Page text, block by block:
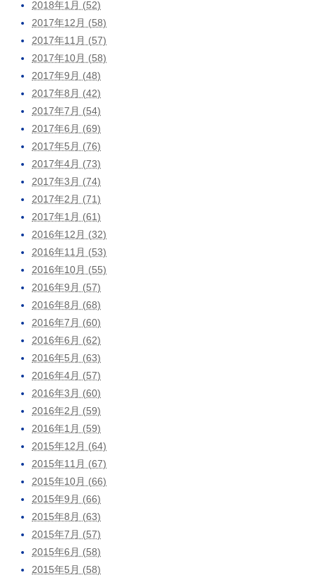
2018年1月 (52)
2017年12月 (58)
2017年11月 (57)
2017年10月 (58)
2017年9月 (48)
2017年8月 (42)
2017年7月 (54)
2017年6月 (69)
2017年5月 (76)
2017年4月 (73)
2017年3月 (74)
2017年2月 (71)
2017年1月 (61)
2016年12月 (32)
2016年11月 (53)
2016年10月 (55)
2016年9月 (57)
2016年8月 (68)
2016年7月 (60)
2016年6月 (62)
2016年5月 (63)
2016年4月 (57)
2016年3月 (60)
2016年2月 (59)
2016年1月 (59)
2015年12月 (64)
2015年11月 (67)
2015年10月 (66)
2015年9月 (66)
2015年8月 (63)
2015年7月 (57)
2015年6月 (58)
2015年5月 (58)